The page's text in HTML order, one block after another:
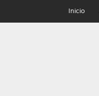
Inicio